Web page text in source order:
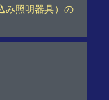
み照明器具）の